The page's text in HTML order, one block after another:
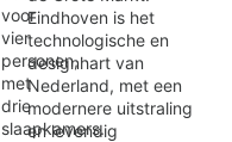
voor
vier
personen,
met
drie
slaapkamers.
Eindhoven is het
technologische en
designhart van
Nederland, met een
modernere uitstraling
en levendig